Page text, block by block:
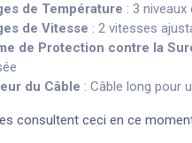
de Température : 3
de Vitesse : 2 vitesses
de Protection contre la
du Câble : Câble long pour
consultent ceci en ce